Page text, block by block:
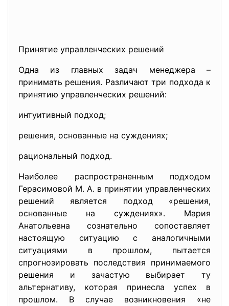
Принятие управленческих решений
Одна из главных задач менеджера –
принимать решения. Различают три подхода к
принятию управленческих решений:
интуитивный подход;
решения, основанные на суждениях;
рациональный подход.
Наиболее распространенным подходом
Герасимовой М. А. в принятии управленческих
решений является подход «решения,
основанные на суждениях». Мария
Анатольевна сознательно сопоставляет
настоящую ситуацию с аналогичными
ситуациями в прошлом, пытается
спрогнозировать последствия принимаемого
решения и зачастую выбирает ту
альтернативу, которая принесла успех в
прошлом. В случае возникновения «не